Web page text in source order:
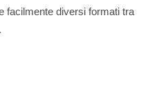
facilmente diversi formati tra